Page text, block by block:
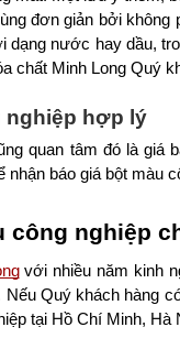
đơn giản bởi
dạng nước hay dầu,
chất Minh Long Quý
nghiệp hợp lý
quan tâm đó là
nhận báo giá bột màu
công nghiệp
với nhiều năm kinh
Quý khách hàng
tại Hồ Chí Minh, Hà